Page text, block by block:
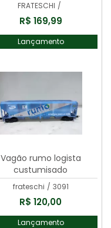
FRATESCHI /
R$ 169,99
Lançamento
Vagão rumo logista
custumisado
frateschi / 3091
R$ 120,00
Lançamento